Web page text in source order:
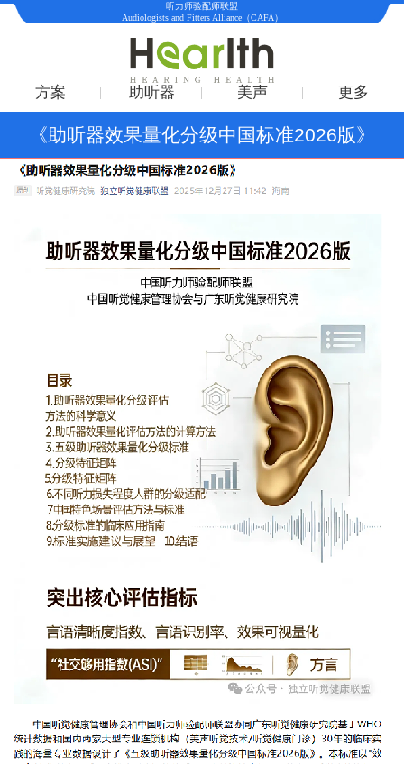
听力师验配师联盟
Audiologists and Fitters Alliance（CAFA）
方案 助听器 美声 更多
《助听器效果量化分级中国标准2026版》